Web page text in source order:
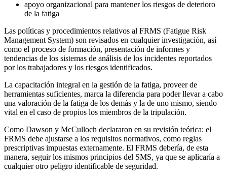
apoyo organizacional para mantener los riesgos de deterioro
de la fatiga
Las políticas y procedimientos relativos al FRMS (Fatigue Risk
Management System) son revisados ​​en cualquier investigación, así
como el proceso de formación, presentación de informes y
tendencias de los sistemas de análisis de los incidentes reportados
por los trabajadores y los riesgos identificados.
La capacitación integral en la gestión de la fatiga, proveer de
herramientas suficientes, marca la diferencia para poder llevar a cabo
una valoración de la fatiga de los demás y la de uno mismo, siendo
vital en el caso de propios los miembros de la tripulación.
Como Dawson y McCulloch declararon en su revisión teórica: el
FRMS debe ajustarse a los requisitos normativos, como reglas
prescriptivas impuestas externamente. El FRMS debería, de esta
manera, seguir los mismos principios del SMS, ya que se aplicaría a
cualquier otro peligro identificable de seguridad.